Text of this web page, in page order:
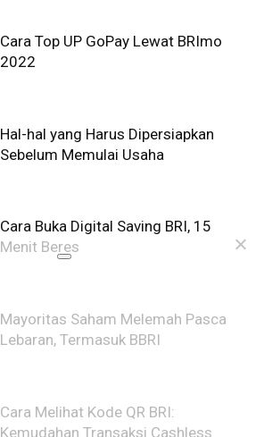
Cara Top UP GoPay Lewat BRImo
2022
Hal-hal yang Harus Dipersiapkan
Sebelum Memulai Usaha
Cara Buka Digital Saving BRI, 15
Menit Beres
Mayoritas Saham Melemah Pasca
Lebaran, Termasuk BBRI
Cara Melihat Kode QR BRI:
Kemudahan Transaksi Cashless